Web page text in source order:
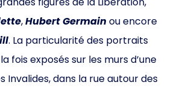
,Hubert Germain ou encore
. La particularité des portraits
fois exposés sur les murs d’une
Invalides, dans la rue autour des